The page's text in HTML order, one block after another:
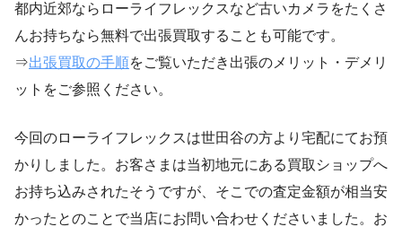
都内近郊ならローライフレックスなど古いカメラをたくさ
んお持ちなら無料で出張買取することも可能です。
⇒出張買取の手順をご覧いただき出張のメリット・デメリ
ットをご参照ください。
今回のローライフレックスは世田谷の方より宅配にてお預
かりしました。お客さまは当初地元にある買取ショップへ
お持ち込みされたそうですが、そこでの査定金額が相当安
かったとのことで当店にお問い合わせくださいました。お